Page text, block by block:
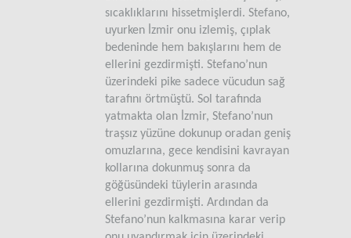
sıcaklıklarını hissetmişlerdi. Stefano,
uyurken İzmir onu izlemiş, çıplak
bedeninde hem bakışlarını hem de
ellerini gezdirmişti. Stefano’nun
üzerindeki pike sadece vücudun sağ
tarafını örtmüştü. Sol tarafında
yatmakta olan İzmir, Stefano’nun
traşsız yüzüne dokunup oradan geniş
omuzlarına, gece kendisini kavrayan
kollarına dokunmuş sonra da
göğüsündeki tüylerin arasında
ellerini gezdirmişti. Ardından da
Stefano’nun kalkmasına karar verip